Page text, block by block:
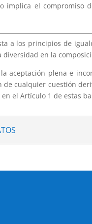
implica el
a los principios de
en la
aceptación plena e
de cualquier cuestión
el Artículo 1 de estas